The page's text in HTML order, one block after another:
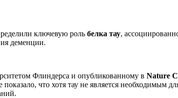
ключевую роль белка тау,
деменции.
Флиндерса и опубликованному в Nature
что хотя тау не является необходимым